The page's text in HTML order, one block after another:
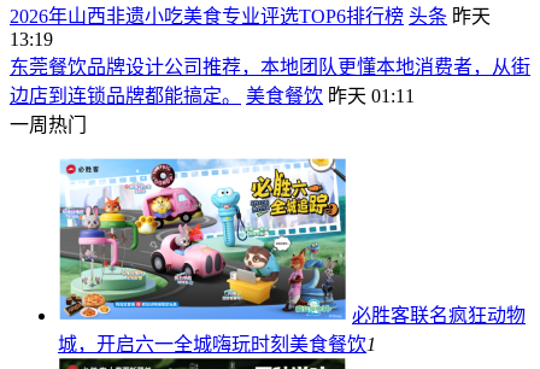
2026年山西非遗小吃美食专业评选TOP6排行榜 头条 昨天
13:19
东莞餐饮品牌设计公司推荐，本地团队更懂本地消费者，从街
边店到连锁品牌都能搞定。
美食餐饮 昨天 01:11
一周热门
必胜客联名疯狂动物
城，开启六一全城嗨玩时刻 美食餐饮1